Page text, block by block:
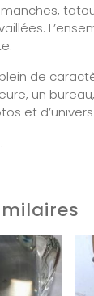
de
un
et d’univers